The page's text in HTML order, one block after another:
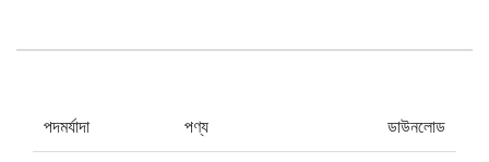
পদমর্যাদা পণ্য ডাউনলোড